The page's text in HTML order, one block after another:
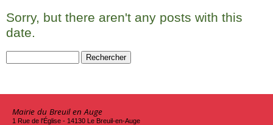
Sorry, but there aren't any posts with this
date.
Rechercher :
Mairie du Breuil en Auge
1 Rue de l'Église - 14130 Le Breuil-en-Auge